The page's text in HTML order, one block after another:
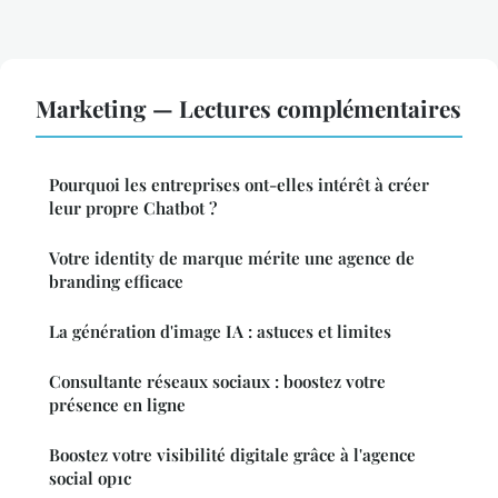
Marketing — Lectures complémentaires
Pourquoi les entreprises ont-elles intérêt à créer
leur propre Chatbot ?
Votre identity de marque mérite une agence de
branding efficace
La génération d'image IA : astuces et limites
Consultante réseaux sociaux : boostez votre
présence en ligne
Boostez votre visibilité digitale grâce à l'agence
social op1c